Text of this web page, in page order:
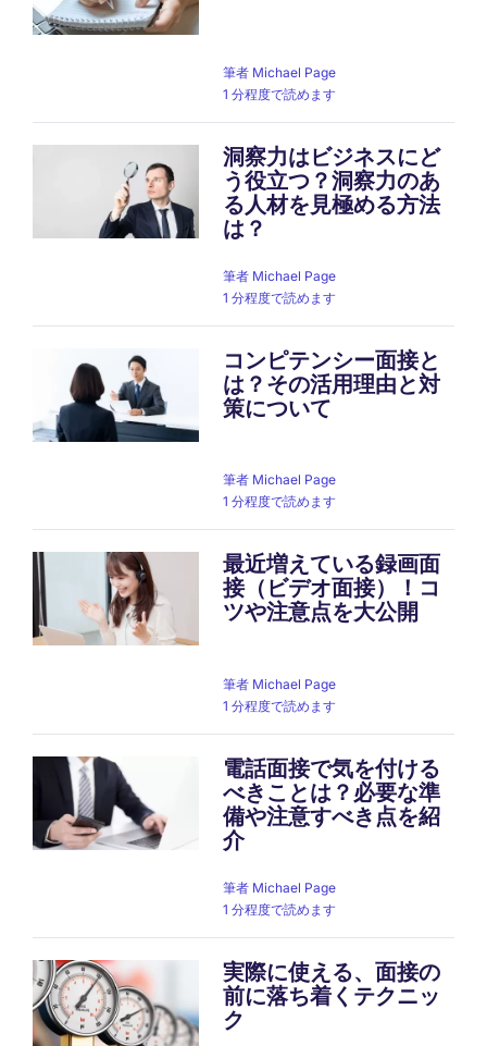
筆者 Michael Page
1 分程度で読めます
洞察力はビジネスにど
う役立つ？洞察力のあ
る人材を見極める方法
は？
筆者 Michael Page
1 分程度で読めます
コンピテンシー面接と
は？その活用理由と対
策について
筆者 Michael Page
1 分程度で読めます
最近増えている録画面
接（ビデオ面接）！コ
ツや注意点を大公開
筆者 Michael Page
1 分程度で読めます
電話面接で気を付ける
べきことは？必要な準
備や注意すべき点を紹
介
筆者 Michael Page
1 分程度で読めます
実際に使える、面接の
前に落ち着くテクニッ
ク